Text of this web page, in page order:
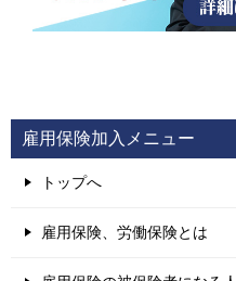
雇用保険加入メニュー
トップへ
雇用保険、労働保険とは